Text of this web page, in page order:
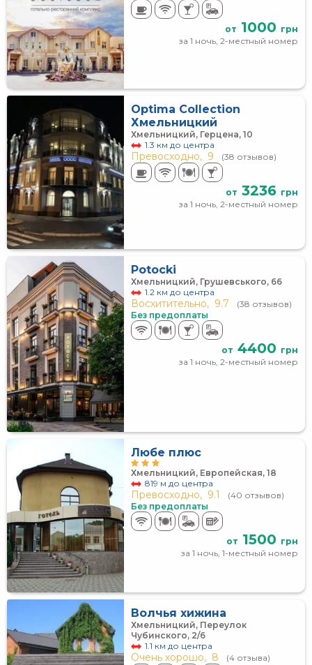
от 1000 грн
за 1 ночь, 2-местный номер
Optima Collection
Хмельницкий
Хмельницкий, Герцена, 10
1.3 км до центра
Превосходно, 9 (38 отзывов)
от 3236 грн
за 1 ночь, 2-местный номер
Potocki
Хмельницкий, Грушевського, 66
1.2 км до центра
Восхитительно, 9.7
(38 отзывов)
Без предоплаты
от 4400 грн
за 1 ночь, 2-местный номер
Любе плюс
Хмельницкий, Европейская, 18
819 м до центра
Превосходно, 9.1
(40 отзывов)
Без предоплаты
от 1500 грн
за 1 ночь, 1-местный номер
Волчья хижина
Хмельницкий, Переулок
Чубинского, 2/6
1.1 км до центра
Очень хорошо, 8 (4 отзыва)